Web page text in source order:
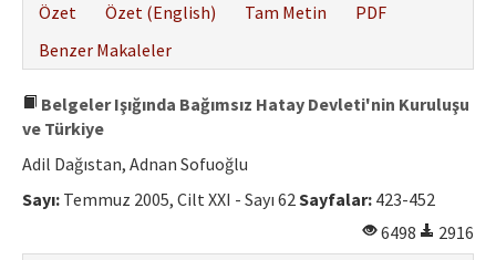
Özet
Özet (English) Tam Metin
PDF
Benzer Makaleler
Belgeler Işığında Bağımsız Hatay Devleti'nin Kuruluşu
ve Türkiye
Adil Dağıstan, Adnan Sofuoğlu
Sayı: Temmuz 2005, Cilt XXI - Sayı 62Sayfalar: 423-452
6498
2916